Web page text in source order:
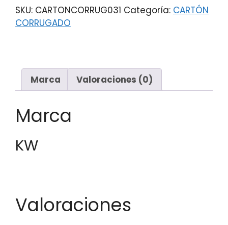
SKU: CARTONCORRUG031 Categoría: CARTÓN
CORRUGADO
Marca Valoraciones (0)
Marca
KW
Valoraciones